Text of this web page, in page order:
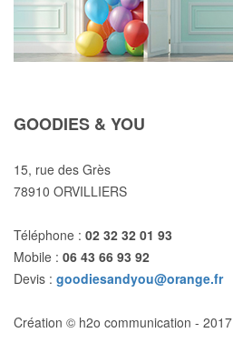
GOODIES & YOU
15, rue des Grès
78910 ORVILLIERS
Téléphone : 02 32 32 01 93
Mobile : 06 43 66 93 92
Devis : goodiesandyou@orange.fr
Création © h2o communication - 2017